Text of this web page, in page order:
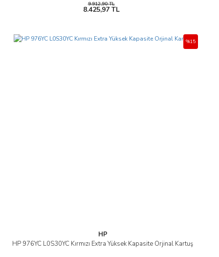
9.912,90 TL
8.425,97 TL
HP
HP 976YC L0S30YC Kırmızı Extra Yüksek Kapasite Orjinal Kartuş
%15